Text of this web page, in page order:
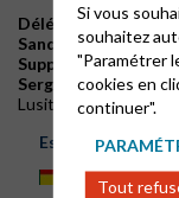
Délégué:
Sandra REIS(Église
Suppléant:
Sergio ALVES
Lusitanienne).
Espagne
Si vous
souhaitez
"Paramétrer
cookies en
continuer".
Tout